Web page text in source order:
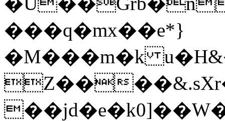
���q�mx��e*}
�M���m�k
Z��